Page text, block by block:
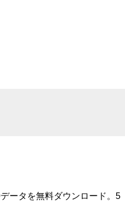
ータを無料ダウンロード。5